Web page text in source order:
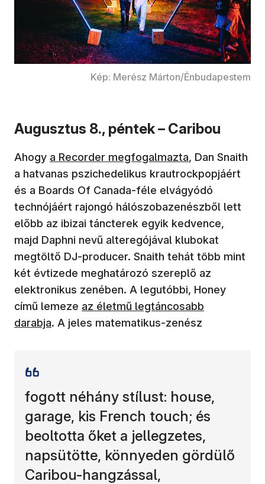
Kép: Merész Márton/Énbudapestem
Augusztus 8., péntek – Caribou
Ahogy a Recorder megfogalmazta, Dan Snaith
a hatvanas pszichedelikus krautrockpopjáért
és a Boards Of Canada-féle elvágyódó
technójáért rajongó hálószobazenészből lett
előbb az ibizai táncterek egyik kedvence,
majd Daphni nevű alteregójával klubokat
megtöltő DJ-producer. Snaith tehát több mint
két évtizede meghatározó szereplő az
elektronikus zenében. A legutóbbi, Honey
című lemeze az életmű legtáncosabb
darabja. A jeles matematikus-zenész
fogott néhány stílust: house,
garage, kis French touch; és
beoltotta őket a jellegzetes,
napsütötte, könnyeden gördülő
Caribou-hangzással,